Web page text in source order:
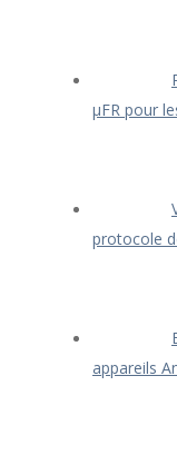
μFR pour
protocole
appareils